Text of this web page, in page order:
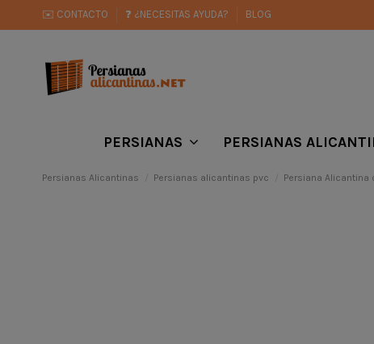
✉️ CONTACTO ❓ ¿NECESITAS AYUDA? BLOG
PERSIANAS PERSIANAS
Persianas Alicantinas Persianas alicantinas pvc Persiana Alicantina